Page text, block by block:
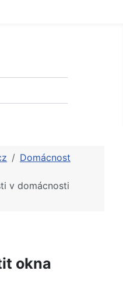
Domácnost
v domácnosti
okna